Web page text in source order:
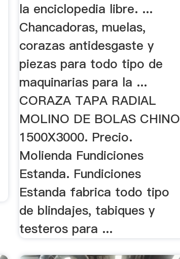
la enciclopedia libre. ...
Chancadoras, muelas,
corazas antidesgaste y
piezas para todo tipo de
maquinarias para la ...
CORAZA TAPA RADIAL
MOLINO DE BOLAS CHINO
1500X3000. Precio.
Molienda Fundiciones
Estanda. Fundiciones
Estanda fabrica todo tipo
de blindajes, tabiques y
testeros para ...